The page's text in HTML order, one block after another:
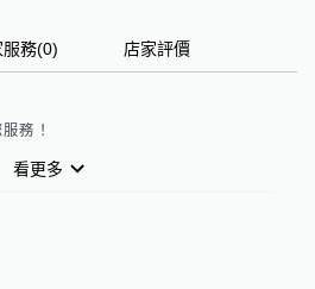
服務(0) 店家評價
務！
看更多